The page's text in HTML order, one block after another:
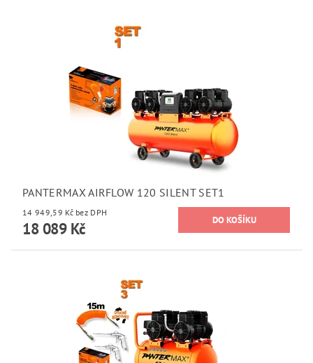
PANTERMAX AIRFLOW 120 SILENT SET1
14 949,59 Kč bez DPH
18 089 Kč